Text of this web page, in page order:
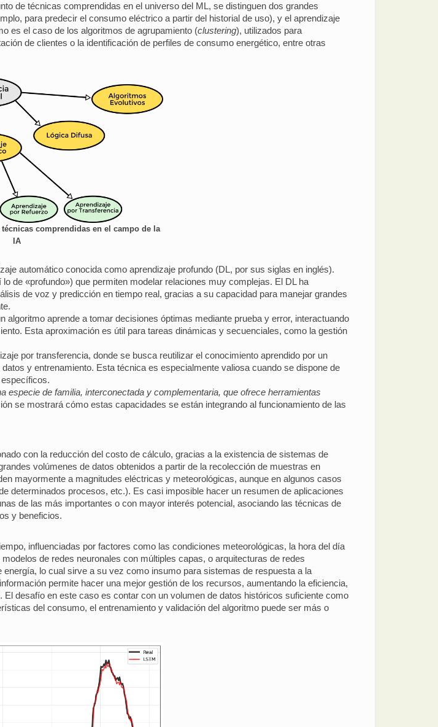
de técnicas comprendidas en el universo del ML, se distinguen dos grandes
para predecir el consumo eléctrico a partir del historial de uso), y el aprendizaje
es el caso de los algoritmos de agrupamiento (clustering), utilizados para
de clientes o la identificación de perfiles de consumo energético, entre otras
comprendidas en el campo de la
IA
automático conocida como aprendizaje profundo (DL, por sus siglas en inglés).
de «profundo») que permiten modelar relaciones muy complejas. El DL ha
de voz y predicción en tiempo real, gracias a su capacidad para manejar grandes
aprende a tomar decisiones óptimas mediante prueba y error, interactuando
Esta aproximación es útil para tareas dinámicas y secuenciales, como la gestión
por transferencia, donde se busca reutilizar el conocimiento aprendido por un
y entrenamiento. Esta técnica es especialmente valiosa cuando se dispone de
de familia, interconectada y complementaria, que ofrece herramientas
se mostrará cómo estas capacidades se están integrando al funcionamiento de las
con la reducción del costo de cálculo, gracias a la existencia de sistemas de
volúmenes de datos obtenidos a partir de la recolección de muestras en
mayormente a magnitudes eléctricas y meteorológicas, aunque en algunos casos
determinados procesos, etc.). Es casi imposible hacer un resumen de aplicaciones
de las más importantes o con mayor interés potencial, asociando las técnicas de
y beneficios.
influenciadas por factores como las condiciones meteorológicas, la hora del día
de redes neuronales con múltiples capas, o arquitecturas de redes
lo cual sirve a su vez como insumo para sistemas de respuesta a la
permite hacer una mejor gestión de los recursos, aumentando la eficiencia,
desafío en este caso es contar con un volumen de datos históricos suficiente como
del consumo, el entrenamiento y validación del algoritmo puede ser más o